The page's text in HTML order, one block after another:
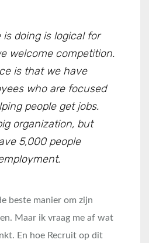
is doing is logical for
welcome competition.
is that we have
who are focused
people get jobs.
organization, but
5,000 people
beste manier om zijn
Maar ik vraag me af wat
En hoe Recruit op dit